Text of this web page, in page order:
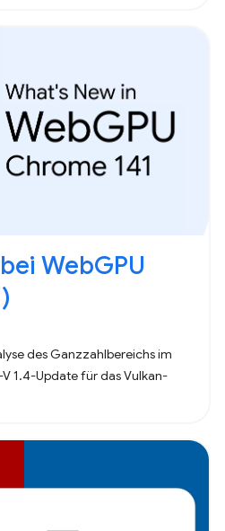
WebGPU
des Ganzzahlbereichs im
V 1.4-Update für das Vulkan-